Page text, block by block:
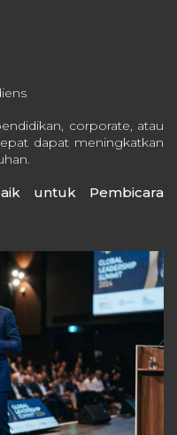
corporate, atau
dapat meningkatkan
untuk Pembicara